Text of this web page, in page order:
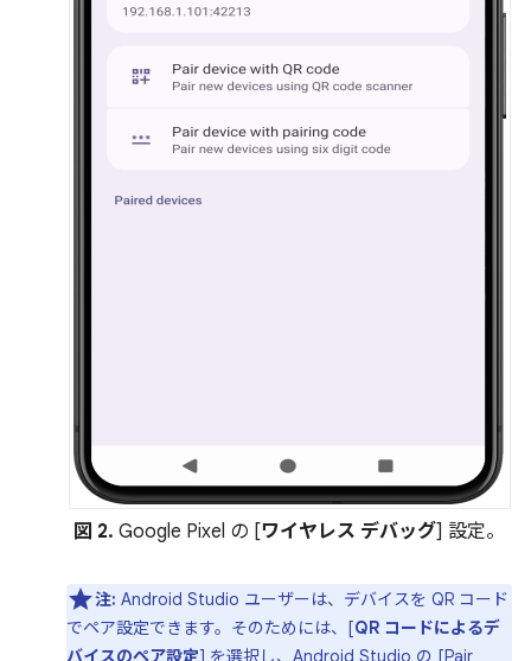
図 2. Google Pixel の [ワイヤレス デバッグ] 設定。
注: Android Studio ユーザーは、デバイスを QR コード
でペア設定できます。そのためには、[QR コードによるデ
バイスのペア設定] を選択し、Android Studio の [Pair